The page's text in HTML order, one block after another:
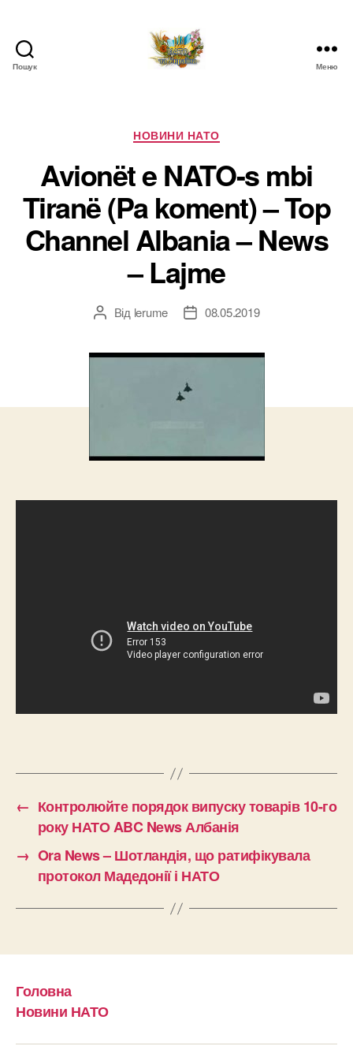
Пошук
Новини
про
НАТО
в
Україні
Меню
Категорії
НОВИНИ НАТО
Avionët e NATO-s mbi
Tiranë (Pa koment) – Top
Channel Albania – News
– Lajme
Автор
Від lerume
Дата08.05.2019
← Контролюйте порядок випуску товарів 10-го
року НАТО ABC News Албанія
→ Ora News – Шотландія, що ратифікувала
протокол Мадедонії і НАТО
Головна
Новини НАТО